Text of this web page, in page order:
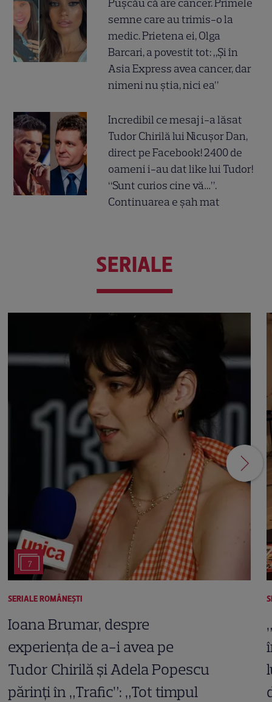
Pușcău că are cancer. Primele
semne care au trimis-o la
medic. Prietena ei, Olga
Barcari, a povestit tot: „Și în
Asia Express avea cancer, dar
nimeni nu știa, nici ea”
Incredibil ce mesaj i-a lăsat
Tudor Chirilă lui Nicușor Dan,
direct pe Facebook! 2400 de
oameni i-au dat like lui Tudor!
“Sunt curios cine vă…”.
Continuarea e șah mat
SERIALE
7
SERIALE ROMÂNEŞTI
Ioana Brumar, despre
experiența de a-i avea pe
Tudor Chirilă și Adela Popescu
părinți în „Trafic”: „Tot timpul